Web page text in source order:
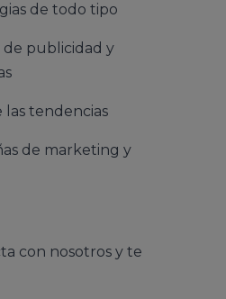
de todo tipo
de publicidad y
las tendencias
de marketing y
con nosotros y te